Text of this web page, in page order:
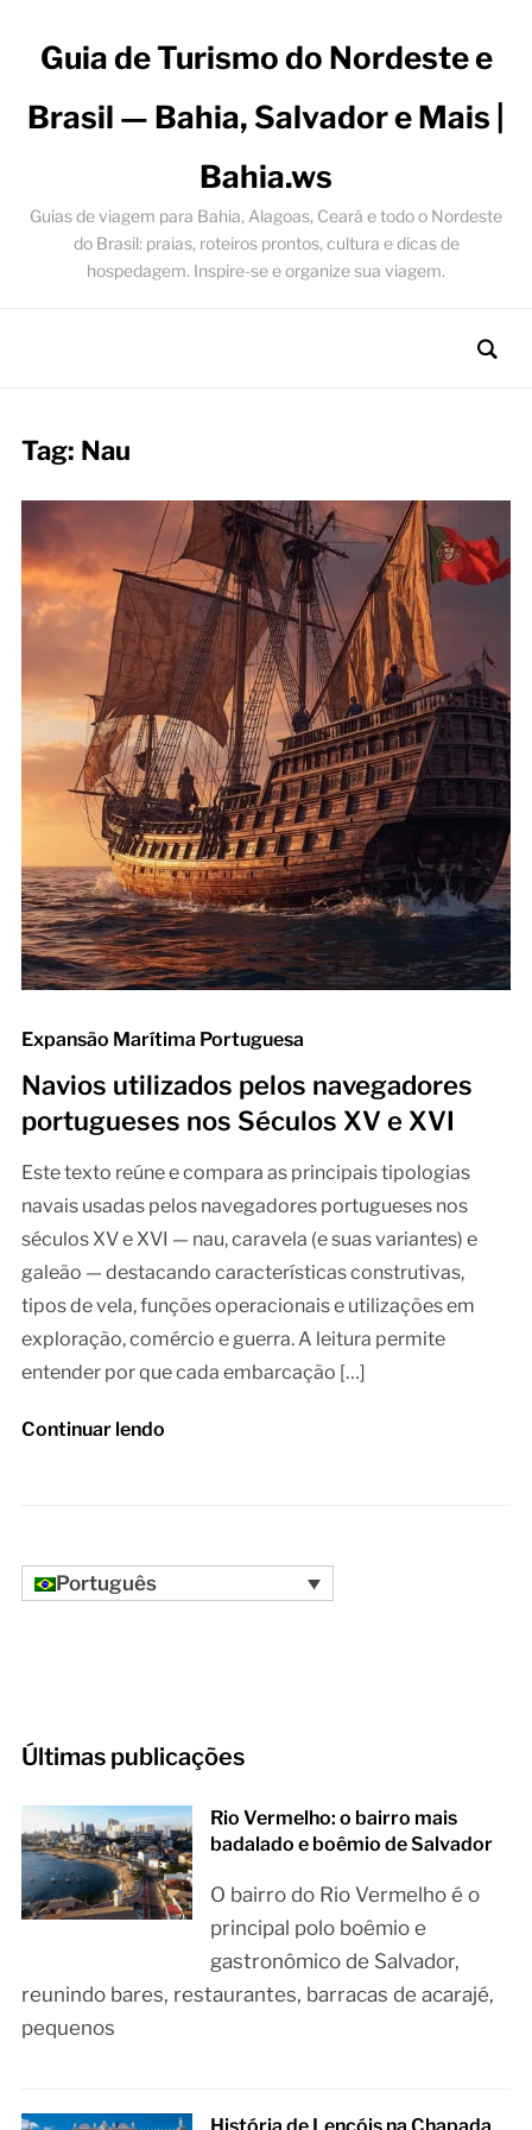
Guia de Turismo do Nordeste e
Brasil — Bahia, Salvador e Mais |
Bahia.ws
Guias de viagem para Bahia, Alagoas, Ceará e todo o Nordeste
do Brasil: praias, roteiros prontos, cultura e dicas de
hospedagem. Inspire-se e organize sua viagem.
Tag: Nau
Expansão Marítima Portuguesa
Navios utilizados pelos navegadores
portugueses nos Séculos XV e XVI
Este texto reúne e compara as principais tipologias
navais usadas pelos navegadores portugueses nos
séculos XV e XVI — nau, caravela (e suas variantes) e
galeão — destacando características construtivas,
tipos de vela, funções operacionais e utilizações em
exploração, comércio e guerra. A leitura permite
entender por que cada embarcação […]
Continuar lendo
Português
Últimas publicações
Rio Vermelho: o bairro mais
badalado e boêmio de Salvador
O bairro do Rio Vermelho é o
principal polo boêmio e
gastronômico de Salvador,
reunindo bares, restaurantes, barracas de acarajé,
pequenos